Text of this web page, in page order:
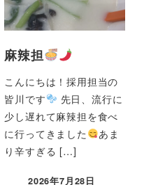
麻辣担
こんにちは！採用担当の
皆川です
先日、流行に
少し遅れて麻辣担を食べ
に行ってきました
あま
り辛すぎる […]
2026年7月28日